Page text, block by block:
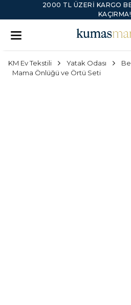
2000 TL ÜZERI KARGO
KAÇIRMA!
KM Ev Tekstili Yatak Odası
Mama Önlüğü ve Örtü Seti